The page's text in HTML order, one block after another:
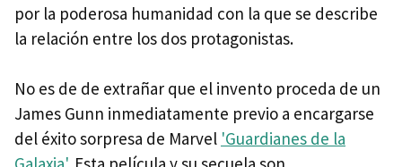
por la poderosa humanidad con la que se describe
la relación entre los dos protagonistas.
No es de de extrañar que el invento proceda de un
James Gunn inmediatamente previo a encargarse
del éxito sorpresa de Marvel 'Guardianes de la